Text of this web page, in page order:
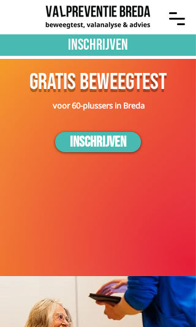
Inschrijven
gratis beweegtest
voor 60-plussers in Breda
Inschrijven